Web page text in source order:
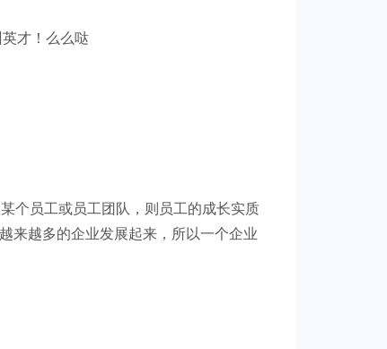
才！么么哒
个员工或员工团队，则员工的成长实质
来越多的企业发展起来，所以一个企业